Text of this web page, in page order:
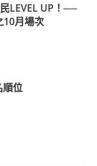
LEVEL UP！──
10月場次
順位